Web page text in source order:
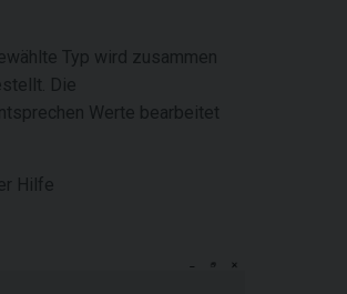
Typ wird zusammen
Die
Werte bearbeitet
Hilfe